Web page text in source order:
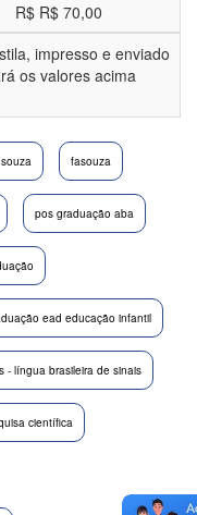
R$ R$ 70,00
impresso e enviado
os valores acima
fasouza
pos graduação aba
ead educação infantil
- língua brasileira de sinais
científica